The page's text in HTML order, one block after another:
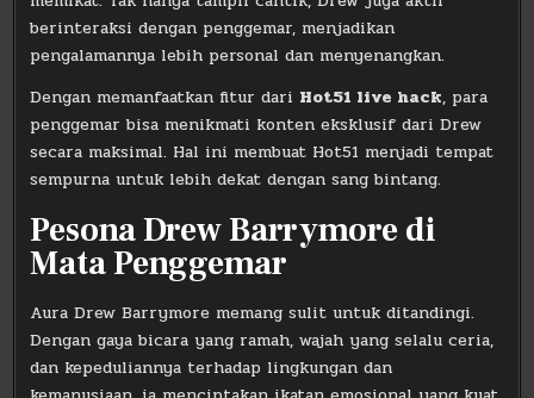
berinteraksi dengan penggemar, menjadikan
pengalamannya lebih personal dan menyenangkan.
Dengan memanfaatkan fitur dari Hot51 live hack, para
penggemar bisa menikmati konten eksklusif dari Drew
secara maksimal. Hal ini membuat Hot51 menjadi tempat
sempurna untuk lebih dekat dengan sang bintang.
Pesona Drew Barrymore di
Mata Penggemar
Aura Drew Barrymore memang sulit untuk ditandingi.
Dengan gaya bicara yang ramah, wajah yang selalu ceria,
dan kepeduliannya terhadap lingkungan dan